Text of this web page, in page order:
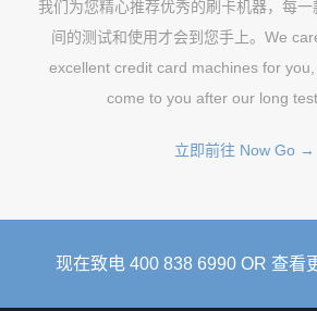
我们为您精心推荐优秀的刷卡机器，每
间的测试和使用才会到您手上。We
excellent credit card machines for
come to you after our long
立即前往 Now Go →
现在致电 400 838 6990 OR 查看